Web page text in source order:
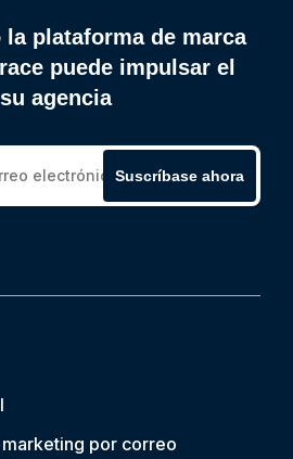
la plataforma de marca
puede impulsar el
agencia
Suscríbase ahora
por correo